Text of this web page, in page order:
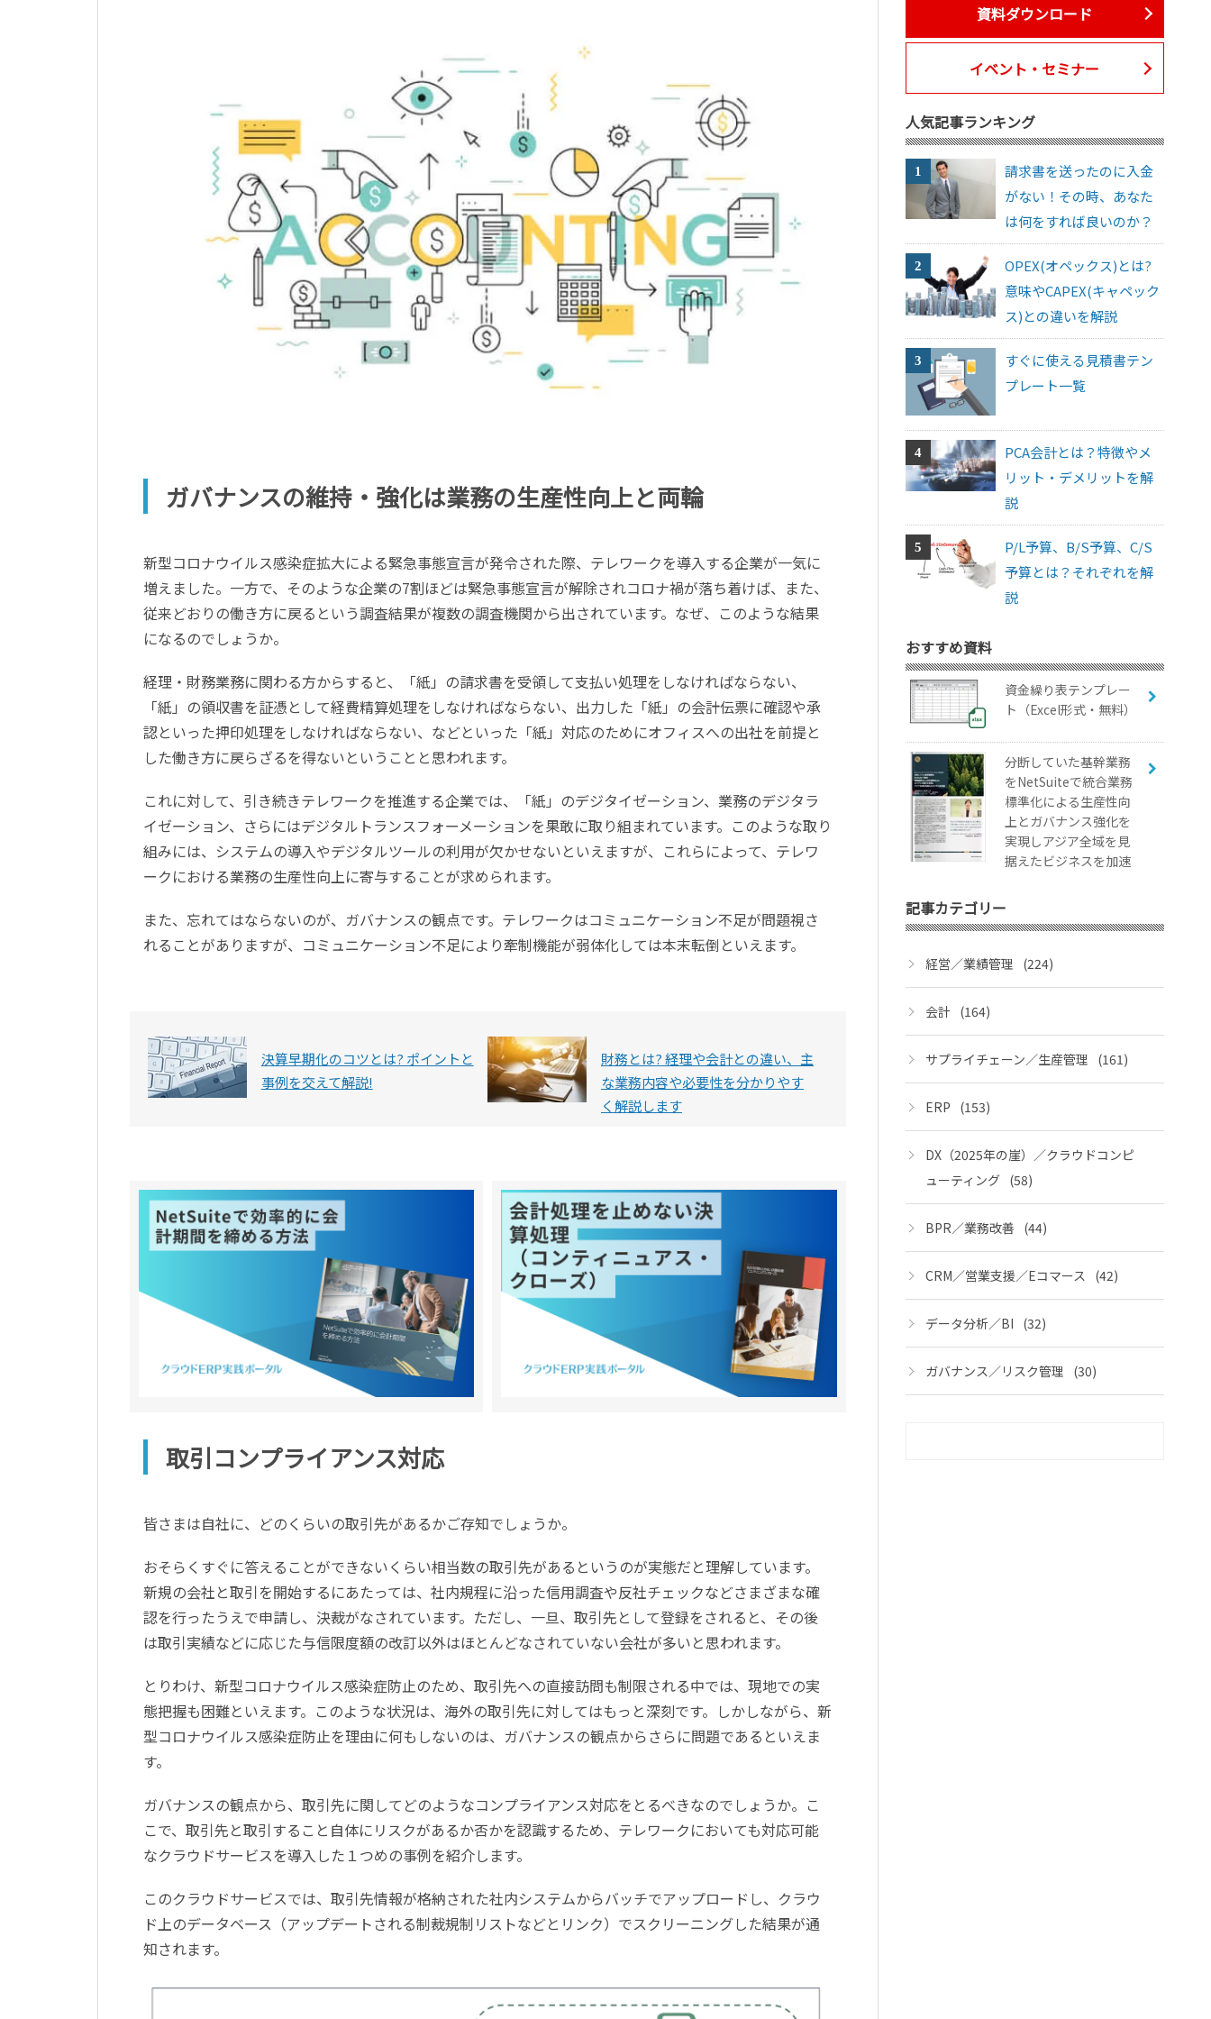
ガバナンスの維持・強化は業務の生産性向上と両輪
新型コロナウイルス感染症拡大による緊急事態宣言が発令された際、テレワークを導入する企業が一気に
増えました。一方で、そのような企業の7割ほどは緊急事態宣言が解除されコロナ禍が落ち着けば、また、
従来どおりの働き方に戻るという調査結果が複数の調査機関から出されています。なぜ、このような結果
になるのでしょうか。
経理・財務業務に関わる方からすると、「紙」の請求書を受領して支払い処理をしなければならない、
「紙」の領収書を証憑として経費精算処理をしなければならない、出力した「紙」の会計伝票に確認や承
認といった押印処理をしなければならない、などといった「紙」対応のためにオフィスへの出社を前提と
した働き方に戻らざるを得ないということと思われます。
これに対して、引き続きテレワークを推進する企業では、「紙」のデジタイゼーション、業務のデジタラ
イゼーション、さらにはデジタルトランスフォーメーションを果敢に取り組まれています。このような取り
組みには、システムの導入やデジタルツールの利用が欠かせないといえますが、これらによって、テレワ
ークにおける業務の生産性向上に寄与することが求められます。
また、忘れてはならないのが、ガバナンスの観点です。テレワークはコミュニケーション不足が問題視さ
れることがありますが、コミュニケーション不足により牽制機能が弱体化しては本末転倒といえます。
決算早期化のコツとは? ポイントと
事例を交えて解説!
財務とは? 経理や会計との違い、主
な業務内容や必要性を分かりやす
く解説します
取引コンプライアンス対応
皆さまは自社に、どのくらいの取引先があるかご存知でしょうか。
おそらくすぐに答えることができないくらい相当数の取引先があるというのが実態だと理解しています。
新規の会社と取引を開始するにあたっては、社内規程に沿った信用調査や反社チェックなどさまざまな確
認を行ったうえで申請し、決裁がなされています。ただし、一旦、取引先として登録をされると、その後
は取引実績などに応じた与信限度額の改訂以外はほとんどなされていない会社が多いと思われます。
とりわけ、新型コロナウイルス感染症防止のため、取引先への直接訪問も制限される中では、現地での実
態把握も困難といえます。このような状況は、海外の取引先に対してはもっと深刻です。しかしながら、新
型コロナウイルス感染症防止を理由に何もしないのは、ガバナンスの観点からさらに問題であるといえま
す。
ガバナンスの観点から、取引先に関してどのようなコンプライアンス対応をとるべきなのでしょうか。こ
こで、取引先と取引すること自体にリスクがあるか否かを認識するため、テレワークにおいても対応可能
なクラウドサービスを導入した１つめの事例を紹介します。
このクラウドサービスでは、取引先情報が格納された社内システムからバッチでアップロードし、クラウ
ド上のデータベース（アップデートされる制裁規制リストなどとリンク）でスクリーニングした結果が通
知されます。
資料ダウンロード
イベント・セミナー
人気記事ランキング
請求書を送ったのに入金
がない！その時、あなた
は何をすれば良いのか？
OPEX(オペックス)とは?
意味やCAPEX(キャペック
ス)との違いを解説
すぐに使える見積書テン
プレート一覧
PCA会計とは？特徴やメ
リット・デメリットを解
説
P/L予算、B/S予算、C/S
予算とは？それぞれを解
説
おすすめ資料
資金繰り表テンプレー
ト（Excel形式・無料）
分断していた基幹業務
をNetSuiteで統合業務
標準化による生産性向
上とガバナンス強化を
実現しアジア全域を見
据えたビジネスを加速
記事カテゴリー
経営／業績管理 (224)
会計 (164)
サプライチェーン／生産管理 (161)
ERP (153)
DX（2025年の崖）／クラウドコンピ
ューティング (58)
BPR／業務改善 (44)
CRM／営業支援／Eコマース (42)
データ分析／BI (32)
ガバナンス／リスク管理 (30)